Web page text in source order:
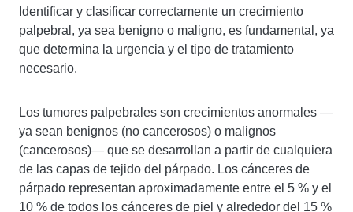
Identificar y clasificar correctamente un crecimiento
palpebral, ya sea benigno o maligno, es fundamental, ya
que determina la urgencia y el tipo de tratamiento
necesario.
Los tumores palpebrales son crecimientos anormales —
ya sean benignos (no cancerosos) o malignos
(cancerosos)— que se desarrollan a partir de cualquiera
de las capas de tejido del párpado. Los cánceres de
párpado representan aproximadamente entre el 5 % y el
10 % de todos los cánceres de piel y alrededor del 15 %